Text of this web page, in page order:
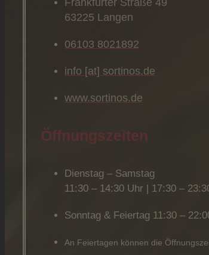
63225 Langen
06103 8021892
info [at] sortinos.de
www.sortinos.de
Öffnungszeiten
Dienstag – Samstag
11:30 – 14:30 Uhr | 17:30 –
Sonntag & Feiertag 11:30 –
An Feiertagen können die